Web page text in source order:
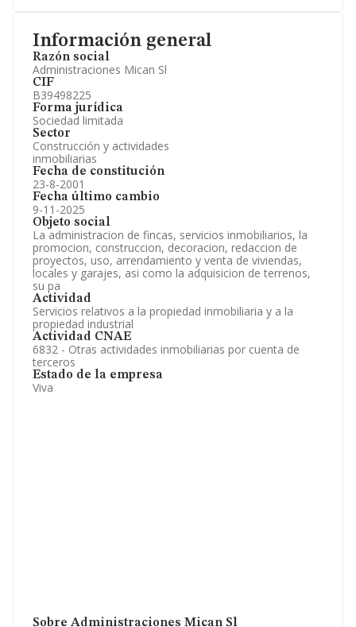
Información general
Razón social
Administraciones Mican Sl
CIF
B39498225
Forma jurídica
Sociedad limitada
Sector
Construcción y actividades
inmobiliarias
Fecha de constitución
23-8-2001
Fecha último cambio
9-11-2025
Objeto social
La administracion de fincas, servicios inmobiliarios, la
promocion, construccion, decoracion, redaccion de
proyectos, uso, arrendamiento y venta de viviendas,
locales y garajes, asi como la adquisicion de terrenos,
su pa
Actividad
Servicios relativos a la propiedad inmobiliaria y a la
propiedad industrial
Actividad CNAE
6832 - Otras actividades inmobiliarias por cuenta de
terceros
Estado de la empresa
Viva
Sobre Administraciones Mican Sl